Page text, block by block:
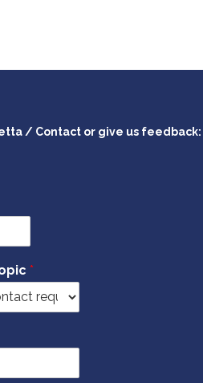
/ Contact or give us feedback:
*